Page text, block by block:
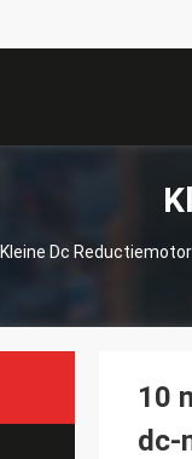
Kleine Dc Reductiemotor
10
dc-